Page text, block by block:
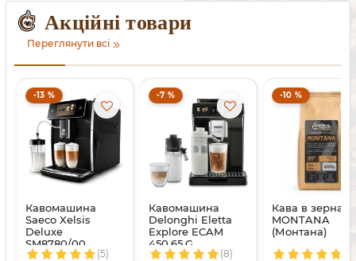
Акційні товари
Переглянути всі
-13 %
Кавомашина
Saeco Xelsis
Deluxe
SM8780/00
(5)
-7 %
Кавомашина
Delonghi Eletta
Explore ECAM
450.65.G
(8)
-10 %
Кава в зернах
MONTANA
(Монтана)